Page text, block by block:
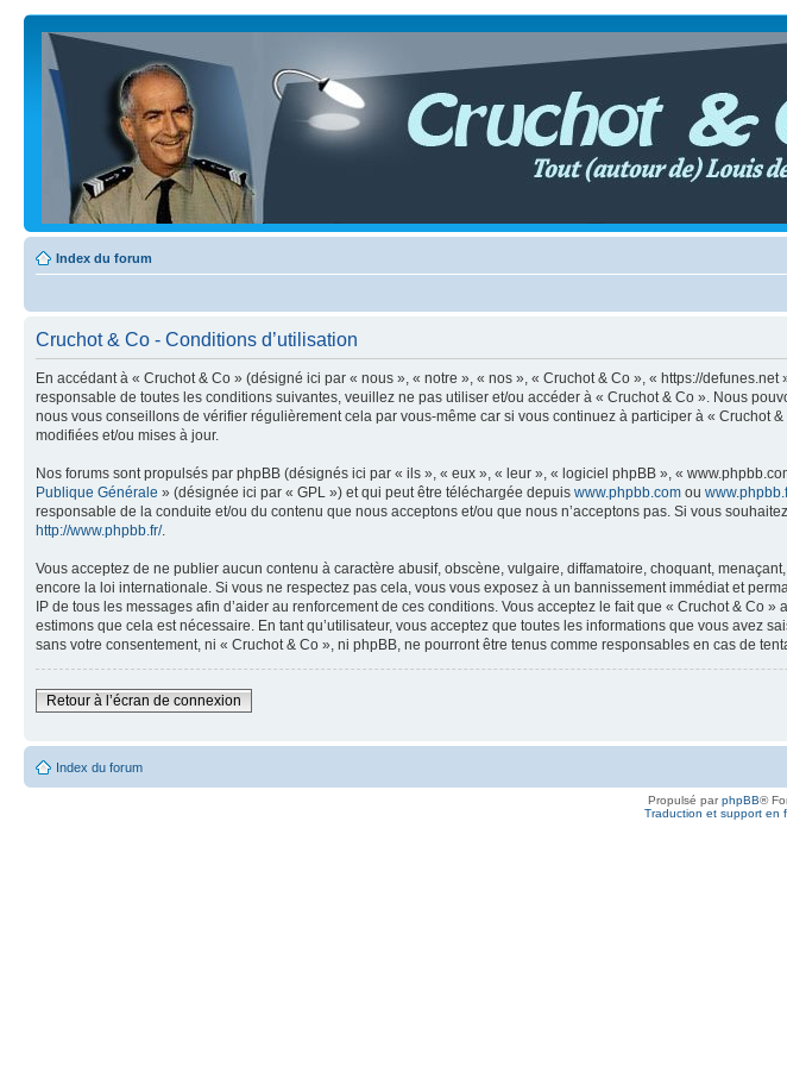
Index du forum
Cruchot & Co - Conditions d’utilisation
En accédant à « Cruchot & Co » (désigné ici par « nous », « notre », « nos », « Cruchot & Co », « https://
responsable de toutes les conditions suivantes, veuillez ne pas utiliser et/ou accéder à « Cruchot & Co ». Nous
nous vous conseillons de vérifier régulièrement cela par vous-même car si vous continuez à participer à «
modifiées et/ou mises à jour.
Nos forums sont propulsés par phpBB (désignés ici par « ils », « eux », « leur », « logiciel phpBB », «
Publique Générale » (désignée ici par « GPL ») et qui peut être téléchargée depuis www.phpbb.com ou
responsable de la conduite et/ou du contenu que nous acceptons et/ou que nous n’acceptons pas. Si vous
http://www.phpbb.fr/.
Vous acceptez de ne publier aucun contenu à caractère abusif, obscène, vulgaire, diffamatoire, choquant,
encore la loi internationale. Si vous ne respectez pas cela, vous vous exposez à un bannissement immédiat et
IP de tous les messages afin d’aider au renforcement de ces conditions. Vous acceptez le fait que « Cruchot & Co
estimons que cela est nécessaire. En tant qu’utilisateur, vous acceptez que toutes les informations que vous avez
sans votre consentement, ni « Cruchot & Co », ni phpBB, ne pourront être tenus comme responsables en cas de
Retour à l’écran de connexion
Index du forum
Propulsé parphpBB®
Traduction et support en